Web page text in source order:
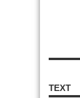
TEXT